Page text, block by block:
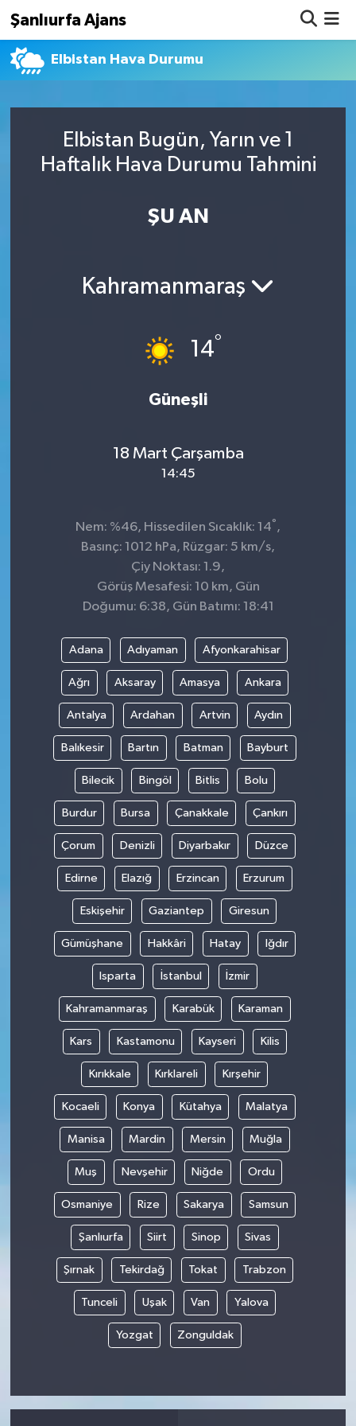
Şanlıurfa Ajans
Elbistan Hava Durumu
Elbistan Bugün, Yarın ve 1
Haftalık Hava Durumu Tahmini
ŞU AN
Kahramanmaraş
14°
Güneşli
18 Mart Çarşamba
14:45
Nem: %46, Hissedilen Sıcaklık: 14° ,
Basınç: 1012 hPa, Rüzgar: 5 km/s,
Çiy Noktası: 1.9,
Görüş Mesafesi: 10 km, Gün
Doğumu: 6:38, Gün Batımı: 18:41
Adana Adıyaman Afyonkarahisar
Ağrı Aksaray Amasya Ankara
Antalya Ardahan Artvin Aydın
Balıkesir Bartın Batman Bayburt
Bilecik Bingöl Bitlis Bolu
Burdur Bursa Çanakkale Çankırı
Çorum Denizli Diyarbakır Düzce
Edirne Elazığ Erzincan Erzurum
Eskişehir Gaziantep Giresun
Gümüşhane Hakkâri Hatay Iğdır
Isparta İstanbul İzmir
Kahramanmaraş Karabük Karaman
Kars Kastamonu Kayseri Kilis
Kırıkkale Kırklareli Kırşehir
Kocaeli Konya Kütahya Malatya
Manisa Mardin Mersin Muğla
Muş Nevşehir Niğde Ordu
Osmaniye Rize Sakarya Samsun
Şanlıurfa Siirt Sinop Sivas
Şırnak Tekirdağ Tokat Trabzon
Tunceli Uşak Van Yalova
Yozgat Zonguldak
Nöbetçi Eczaneler
Namaz Vakitleri
Süper Lig Puan Durumu ve Fikstür